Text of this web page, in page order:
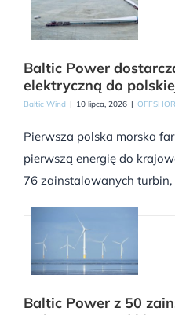
Baltic Power
elektryczną do
Baltic Wind | 10 lipca, 2026 |
Pierwsza polska morska
pierwszą energię do
76 zainstalowanych
Baltic Power z 50